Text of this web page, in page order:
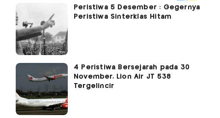
Peristiwa 5 Desember : Gegernya
Peristiwa Sinterklas Hitam
4 Peristiwa Bersejarah pada 30
November, Lion Air JT 538
Tergelincir